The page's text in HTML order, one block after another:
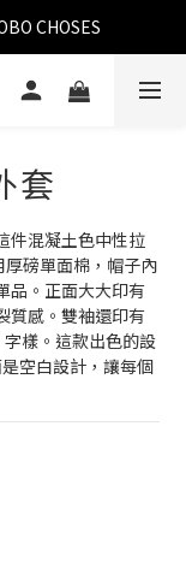
CHOSES
套
件混凝土色中性拉
磅單面棉，帽子內
品。正面大大印有
質感。雙袖還印有
樣。這款出色的設
空白設計，讓每個